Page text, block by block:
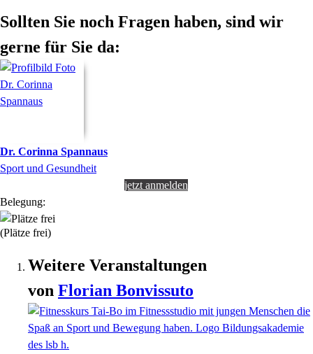
Sollten Sie noch Fragen haben, sind wir
gerne für Sie da:
Dr. Corinna Spannaus
Sport und Gesundheit
jetzt anmelden
Belegung:
(Plätze frei)
Weitere Veranstaltungen
von Florian Bonvissuto